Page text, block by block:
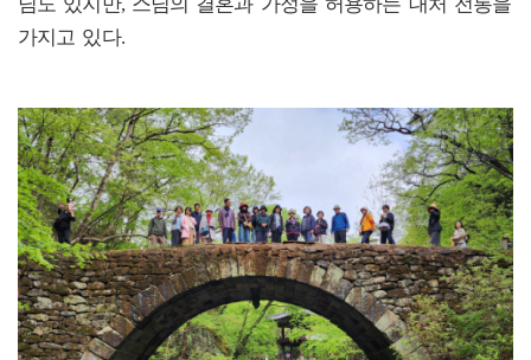
님도 있지만, 스님의 결혼과 가정을 허용하는 대처 전통을
가지고 있다.